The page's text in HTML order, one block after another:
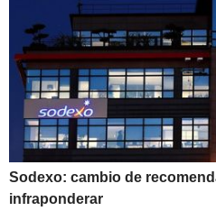
Sodexo: cambio de
infraponderar